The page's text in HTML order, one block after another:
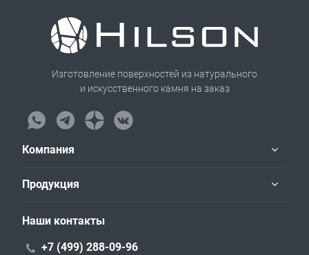
Изготовление поверхностей из натурального
и искусственного камня на заказ
Компания
Продукция
Наши контакты
+7 (499) 288-09-96